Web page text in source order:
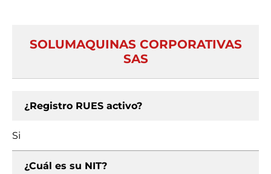
SOLUMAQUINAS CORPORATIVAS
SAS
¿Registro RUES activo?
Si
¿Cuál es su NIT?